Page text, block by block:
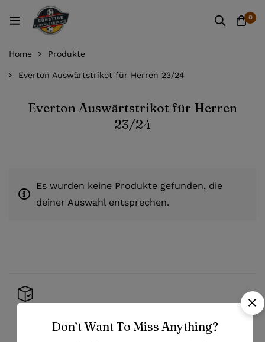
0
Home Produkte
Everton Auswärtstrikot für Herren 23/24
Everton Auswärtstrikot für Herren
23/24
Es wurden keine Produkte gefunden, die
deiner Auswahl entsprechen.
Don’t Want To Miss Anything?